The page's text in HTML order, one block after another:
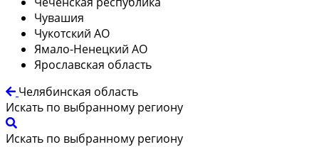
Чувашия
Чукотский АО
Ямало-Ненецкий АО
Ярославская область
Челябинская область
Искать по выбранному региону
Искать по выбранному региону